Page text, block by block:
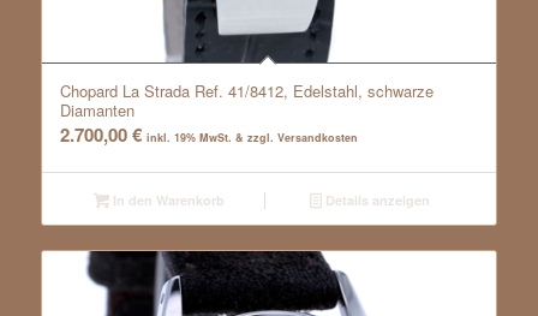
Chopard La Strada Ref. 41/8412, Edelstahl, schwarze
Diamanten
2.700,00€ inkl. 19% MwSt. & zzgl. Versandkosten
In den Warenkorb Details anzeigen